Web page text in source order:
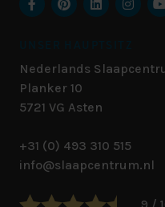
Nederlands
Planker 10
5721 VG Asten
+31 (0) 493 310 515
info@slaapcentrum.nl